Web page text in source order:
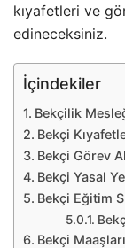
kıyafetleri ve
edineceksiniz.
İçindekiler
Bekçilik
Bekçi
Bekçi Görev
Bekçi Yasal
Bekçi Eğitim
Bekçi